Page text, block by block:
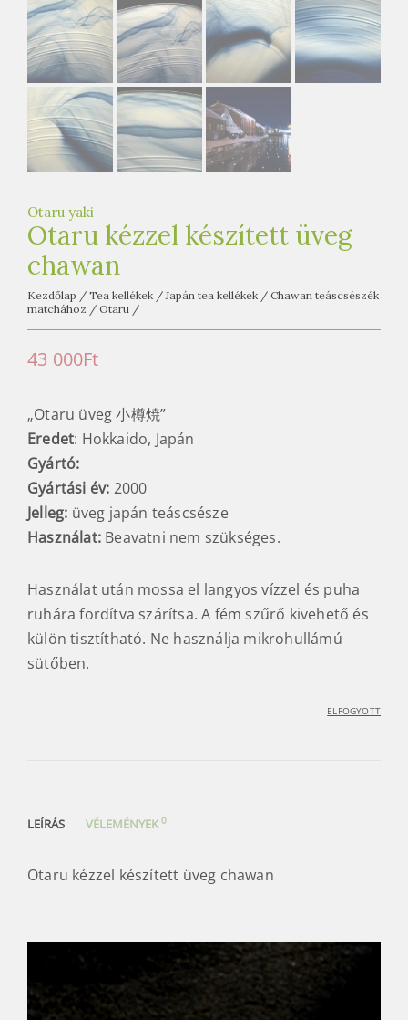
t
e
a
h
á
z
Otaru yaki
Otaru kézzel készített üveg
chawan
Kezdőlap / Tea kellékek / Japán tea kellékek / Chawan teáscsészék
matchához / Otaru /
43 000Ft
„Otaru üveg 小樽焼”
Eredet: Hokkaido, Japán
Gyártó:
Gyártási év: 2000
Jelleg: üveg japán teáscsésze
Használat: Beavatni nem szükséges.
Használat után mossa el langyos vízzel és puha
ruhára fordítva szárítsa. A fém szűrő kivehető és
külön tisztítható. Ne használja mikrohullámú
sütőben.
ELFOGYOTT
LEÍRÁS VÉLEMÉNYEK0
Otaru kézzel készített üveg chawan